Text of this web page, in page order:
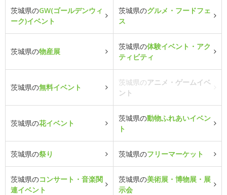
茨城県のGW(ゴールデンウィ
ーク)イベント
茨城県のグルメ・フードフェ
ス
茨城県の物産展
茨城県の体験イベント・アク
ティビティ
茨城県の無料イベント
茨城県のアニメ・ゲームイベ
ント
茨城県の花イベント
茨城県の動物ふれあいイベン
ト
茨城県の祭り 茨城県のフリーマーケット
茨城県のコンサート・音楽関
連イベント
茨城県の美術展・博物展・展
示会